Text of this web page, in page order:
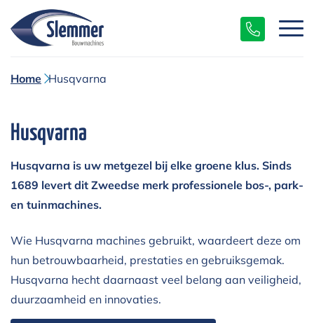
Home Husqvarna
Husqvarna
Husqvarna is uw metgezel bij elke groene klus. Sinds
1689 levert dit Zweedse merk professionele bos-, park-
en tuinmachines.
Wie Husqvarna machines gebruikt, waardeert deze om
hun betrouwbaarheid, prestaties en gebruiksgemak.
Husqvarna hecht daarnaast veel belang aan veiligheid,
duurzaamheid en innovaties.